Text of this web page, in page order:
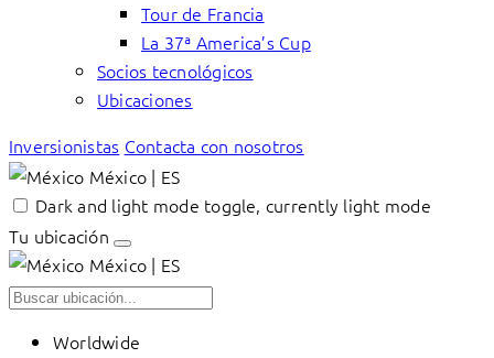
Tour de Francia
La 37ª America’s Cup
Socios tecnológicos
Ubicaciones
Inversionistas Contacta con nosotros
México | ES
Dark and light mode toggle, currently light mode
Tu ubicación
México | ES
Worldwide